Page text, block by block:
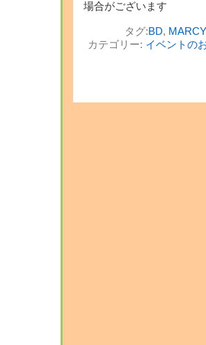
場合がございます
タグ:BD, MARCY
カテゴリー: イベントの